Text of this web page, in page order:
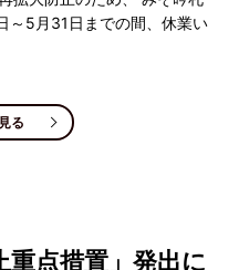
～5月31日までの間、休業い
る
点措置」発出に